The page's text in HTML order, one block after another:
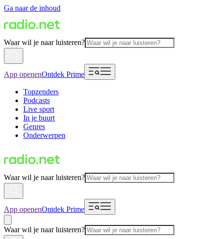
Ga naar de inhoud
Waar wil je naar luisteren?
App openenOntdek Prime
Topzenders
Podcasts
Live sport
In je buurt
Genres
Onderwerpen
Waar wil je naar luisteren?
App openenOntdek Prime
Waar wil je naar luisteren?